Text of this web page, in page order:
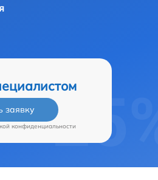
заявку
конфиденциальности